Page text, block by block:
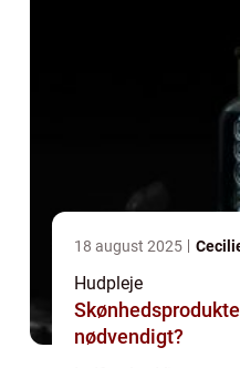
18 august 2025
Hudpleje
nødvendigt?